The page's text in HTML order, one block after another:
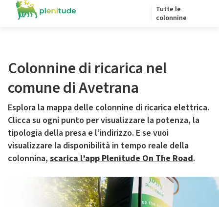
Tutte le
colonnine
Colonnine di ricarica nel
comune di Avetrana
Esplora la mappa delle colonnine di ricarica elettrica.
Clicca su ogni punto per visualizzare la potenza, la
tipologia della presa e l’indirizzo. E se vuoi
visualizzare la disponibilità in tempo reale della
colonnina, scarica l’app Plenitude On The Road.